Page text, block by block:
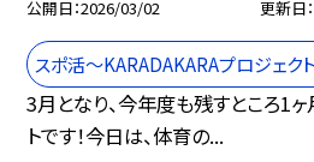
公開日 2026/03/02 更新日
スポ活～KARADAKARAプロジェク
3月となり、今年度も残すところ1ヶ
トです！今日は、体育の...